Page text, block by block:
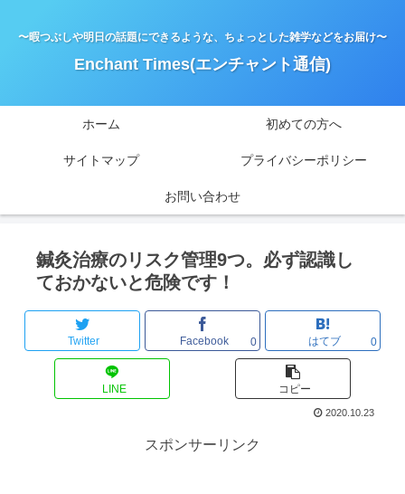
〜暇つぶしや明日の話題にできるような、ちょっとした雑学などをお届け〜
Enchant Times(エンチャント通信)
ホーム 初めての方へ
サイトマップ プライバシーポリシー
お問い合わせ
鍼灸治療のリスク管理9つ。必ず認識し
ておかないと危険です！
Twitter Facebook 0 はてブ 0
LINE コピー
2020.10.23
スポンサーリンク